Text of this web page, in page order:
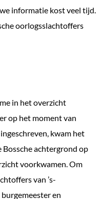
informatie kost veel tijd.
oorlogsslachtoffers
in het overzicht
op het moment van
kwam het
achtergrond op
voorkwamen. Om
van ’s-
en